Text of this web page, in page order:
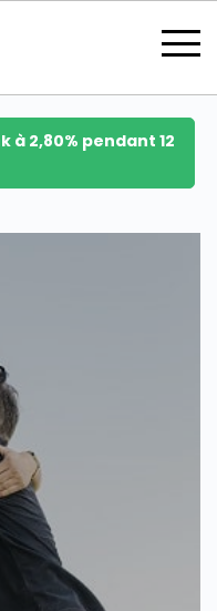
à 2,80% pendant 12